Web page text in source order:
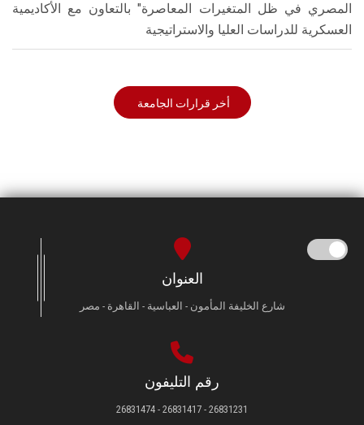
المصري في ظل المتغيرات المعاصرة" بالتعاون مع الأكاديمية
العسكرية للدراسات العليا والاستراتيجية
أخر قرارات الجامعة
العنوان
شارع الخليفة المأمون - العباسية - القاهرة - مصر
رقم التليفون
26831231 - 26831417 - 26831474